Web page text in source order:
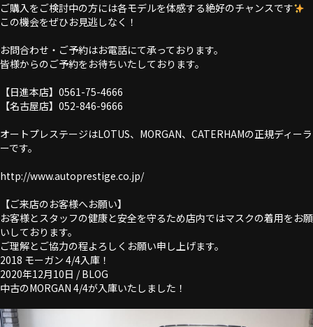
ご購入をご検討中の方には各モデルを体感する絶好のチャンスです
この機会をぜひお見逃しなく！
お問合わせ・ご予約はお電話にて承っております。
皆様からのご予約をお待ちいたしております。
【日進本店】0561-75-4666
【名古屋店】052-846-9666
オートプレステージはLOTUS、MORGAN、CATERHAMの正規ディーラ
ーです。
http://www.autoprestige.co.jp/
【ご来店のお客様へお願い】
お客様とスタッフの健康と安全を守るため店内ではマスクの着用をお願
いしております。
ご理解とご協力の程よろしくお願い申し上げます。
2018 モーガン 4/4入庫！
2020年12月10日 /BLOG
中古のMORGAN 4/4が入庫いたしました！